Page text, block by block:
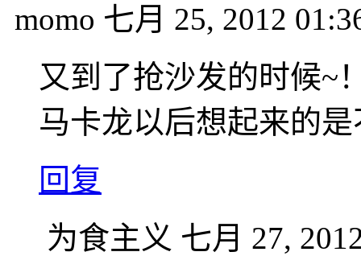
momo 七月 25, 2012
又到了抢沙发的时候~
马卡龙以后想起来的
回复
为食主义 七月 27,